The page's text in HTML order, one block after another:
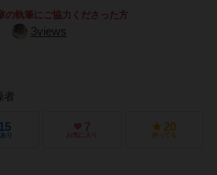
の執筆にご協力くださった方
3views
者
15
り
7
お気に入り
20
持ってる